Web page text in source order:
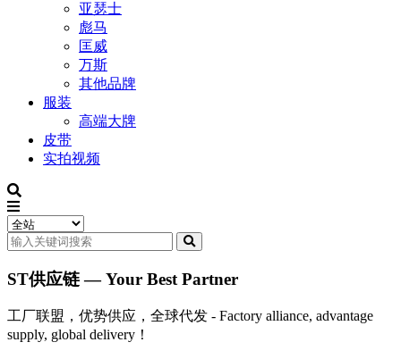
亚瑟士
彪马
匡威
万斯
其他品牌
服装
高端大牌
皮带
实拍视频
ST供应链 — Your Best Partner
工厂联盟，优势供应，全球代发 - Factory alliance, advantage
supply, global delivery！